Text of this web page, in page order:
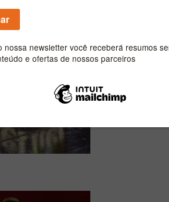
países
A Heineken
do sua
através de